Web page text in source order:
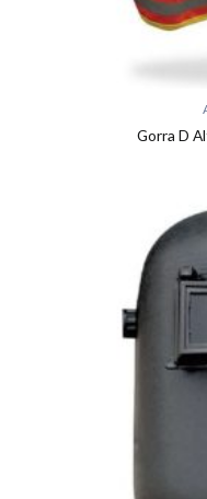
Gorra D